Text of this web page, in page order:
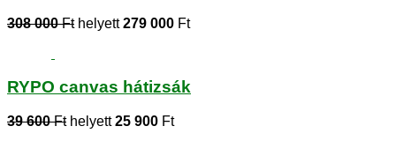
308 000 Fthelyett279 000 Ft
RYPO canvas hátizsák
39 600 Fthelyett25 900 Ft